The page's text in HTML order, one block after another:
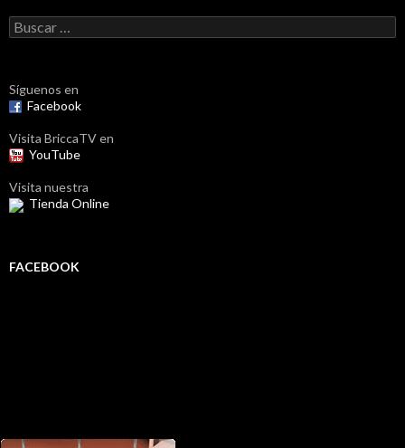
Buscar:
Síguenos en
Facebook
Visita BriccaTV en
YouTube
Visita nuestra
Tienda Online
FACEBOOK